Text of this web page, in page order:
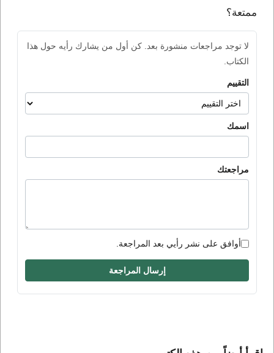
ممتعة؟
لا توجد مراجعات منشورة بعد. كن أول من يشارك رأيه حول هذا
الكتاب.
التقييم
اسمك
مراجعتك
أوافق على نشر رأيي بعد المراجعة.
إرسال المراجعة